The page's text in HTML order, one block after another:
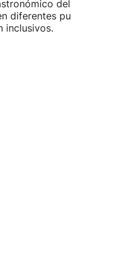
del próximo
diferentes puntos de
inclusivos.